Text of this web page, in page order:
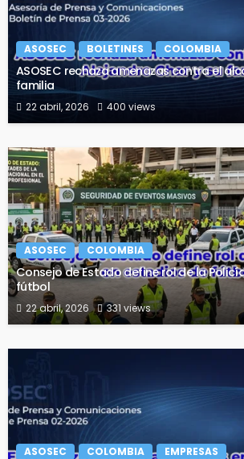
ASOSEC BOLETINES COLOMBIA
ASOSEC rechaza amenazas contra el
familia
22 abril, 2026 400 views
ASOSEC COLOMBIA
Consejo de Estado define rol de la
fútbol
22 abril, 2026 331 views
ASOSEC COLOMBIA EMPRESAS